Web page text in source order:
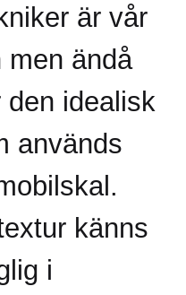
är vår
men ändå
idealisk
används
känns
i